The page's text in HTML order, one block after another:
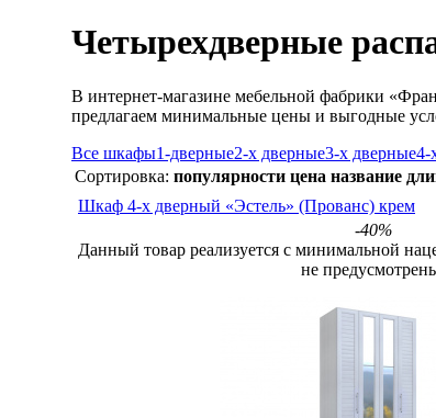
Четырехдверные
В интернет-магазине мебельной фабрики
предлагаем минимальные цены и выгодные
Все шкафы1-дверные2-х дверные3-х дверные4-
Сортировка: популярности цена название
Шкаф 4-х дверный «Эстель» (Прованс) крем
-40%
Данный товар реализуется с минимальной
не